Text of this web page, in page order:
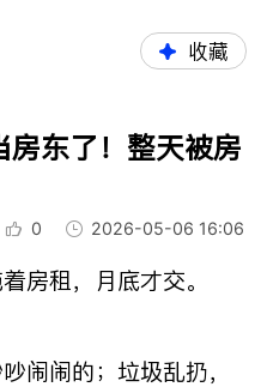
收藏
房东了！整天被房
0 2026-05-06 16:06
房租，月底才交。
闹闹的；垃圾乱扔，